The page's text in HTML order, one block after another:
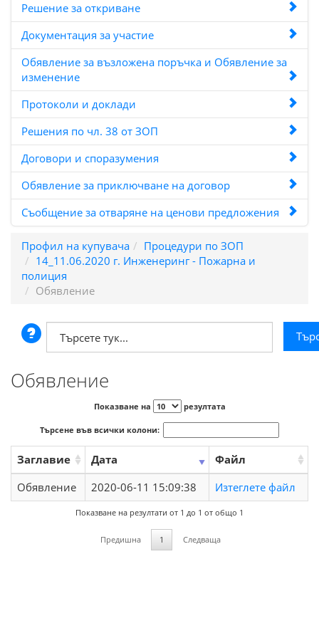
Решение за откриване
Документация за участие
Обявление за възложена поръчка и Обявление за
изменение
Протоколи и доклади
Решения по чл. 38 от ЗОП
Договори и споразумения
Обявление за приключване на договор
Съобщение за отваряне на ценови предложения
Профил на купувача
Процедури по ЗОП
14_11.06.2020 г. Инженеринг - Пожарна и
полиция
Обявление
Обявление
Показване на резултата
Търсене във всички колони:
Заглавие Дата
Файл
Обявление
2020-06-11 15:09:38 Изтеглете файл
Показване на резултати от 1 до 1 от общо 1
Предишна 1 Следваща